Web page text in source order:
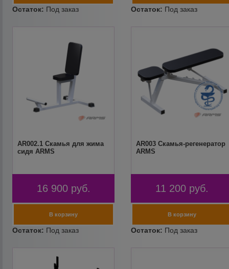
AR002.1 Скамья для жима
сидя ARMS
16 900 руб.
AR003 Скамья-регенератор
ARMS
11 200 руб.